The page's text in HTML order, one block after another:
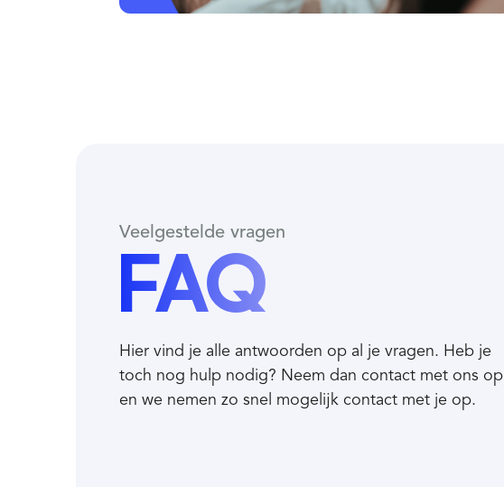
Prijs op locatie €22.50 | Parkeren vanaf 15.00 uur
€ 27,50 excl. servicekosten
Alleen geldig i.c.m. blauwe
gehandicaptenparkeerkaart
Veelgestelde vragen
FAQ
Hier vind je alle antwoorden op al je vragen. Heb je
toch nog hulp nodig? Neem dan contact met ons op
en we nemen zo snel mogelijk contact met je op.